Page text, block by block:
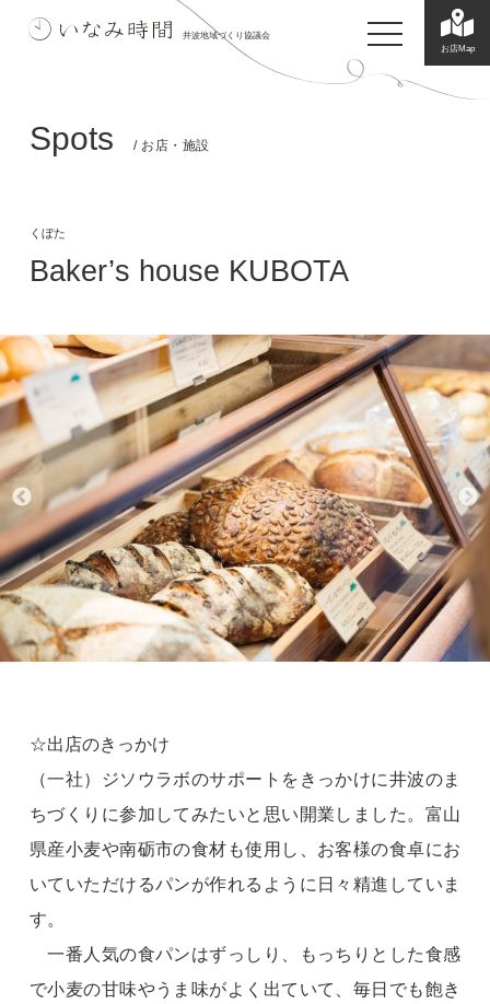
井波地域づくり協議会 toggle navigation
Spots / お店・施設
くぼた
Baker’s house KUBOTA
☆出店のきっかけ
（一社）ジソウラボのサポートをきっかけに井波のま
ちづくりに参加してみたいと思い開業しました。富山
県産小麦や南砺市の食材も使用し、お客様の食卓にお
いていただけるパンが作れるように日々精進していま
す。
一番人気の食パンはずっしり、もっちりとした食感
で小麦の甘味やうま味がよく出ていて、毎日でも飽き
お店Map